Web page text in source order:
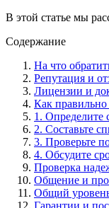
В этой статье мы
Содержание
На что
Репутация и
Лицензии и
Как
1. Определите
2. Составьте
3. Проверьте
4. Обсудите
Проверка
Общение и
Общий
Гарантии и